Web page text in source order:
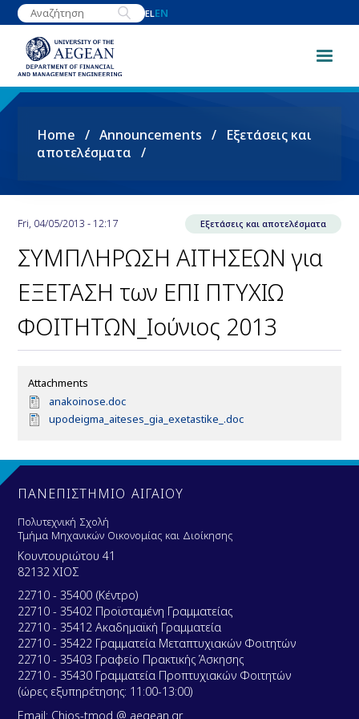
Skip
to
content
ELEN
Breadcrumb
Home Announcements
Εξετάσεις και
αποτελέσματα
Fri, 04/05/2013 - 12:17 Εξετάσεις και αποτελέσματα
ΣΥΜΠΛΗΡΩΣΗ ΑΙΤΗΣΕΩΝ για
ΕΞΕΤΑΣΗ των ΕΠΙ ΠΤΥΧΙΩ
ΦΟΙΤΗΤΩΝ_Ιούνιος 2013
Attachments
D
o
c
e
t
anakoinose.doc
D
u
e
n
t
upodeigma_aiteses_gia_exetastike_.doc
ΠΑΝΕΠΙΣΤΗΜΙΟ ΑΙΓΑΙΟΥ
Πολυτεχνική Σχολή
Τμήμα Μηχανικών Οικονομίας και Διοίκησης
Κουντουριώτου 41
82132 ΧΙΟΣ
22710 - 35400 (Κέντρο)
22710 - 35402 Προϊσταμένη Γραμματείας
22710 - 35412 Ακαδημαϊκή Γραμματεία
22710 - 35422 Γραμματεία Μεταπτυχιακών Φοιτητών
22710 - 35403 Γραφείο Πρακτικής Άσκησης
22710 - 35430 Γραμματεία Προπτυχιακών Φοιτητών
(ώρες εξυπηρέτησης: 11:00-13:00)
Email: Chios-tmod @ aegean.gr